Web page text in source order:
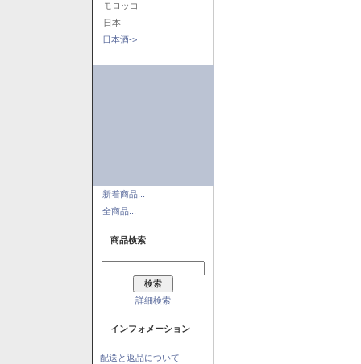
- モロッコ
- 日本
日本酒->
新着商品...
全商品...
商品検索
詳細検索
インフォメーション
配送と返品について